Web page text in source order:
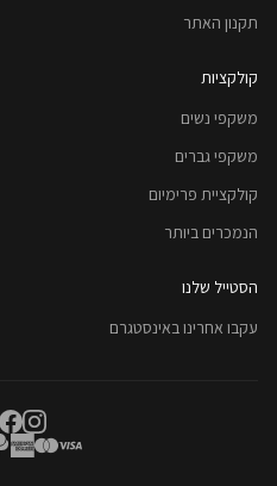
תקנון האתר
קולקציות
משקפי נשים
משקפי גברים
קולקציית פרימיום
הנמכרים ביותר
הסטייל שלנו
עקבו אחרינו באינסטגרם